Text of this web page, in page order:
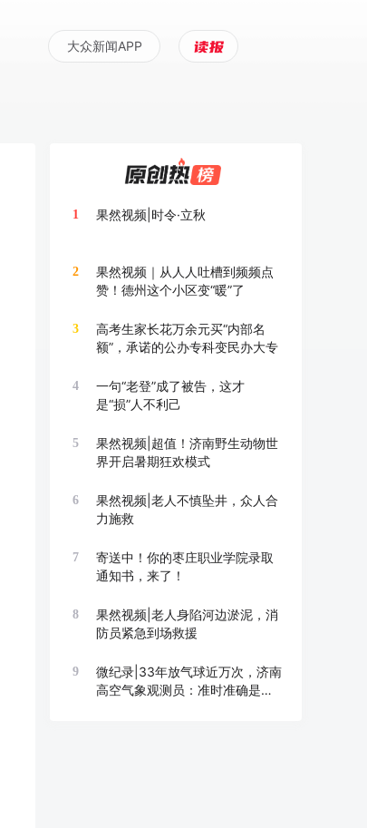
大众新闻APP
1 果然视频|时令·立秋
2
果然视频｜从人人吐槽到频频点
赞！德州这个小区变“暖”了
3
高考生家长花万余元买“内部名
额”，承诺的公办专科变民办大专
4
一句“老登”成了被告，这才
是“损”人不利己
5
果然视频|超值！济南野生动物世
界开启暑期狂欢模式
6
果然视频|老人不慎坠井，众人合
力施救
7
寄送中！你的枣庄职业学院录取
通知书，来了！
8
果然视频|老人身陷河边淤泥，消
防员紧急到场救援
9
微纪录|33年放气球近万次，济南
高空气象观测员：准时准确是底